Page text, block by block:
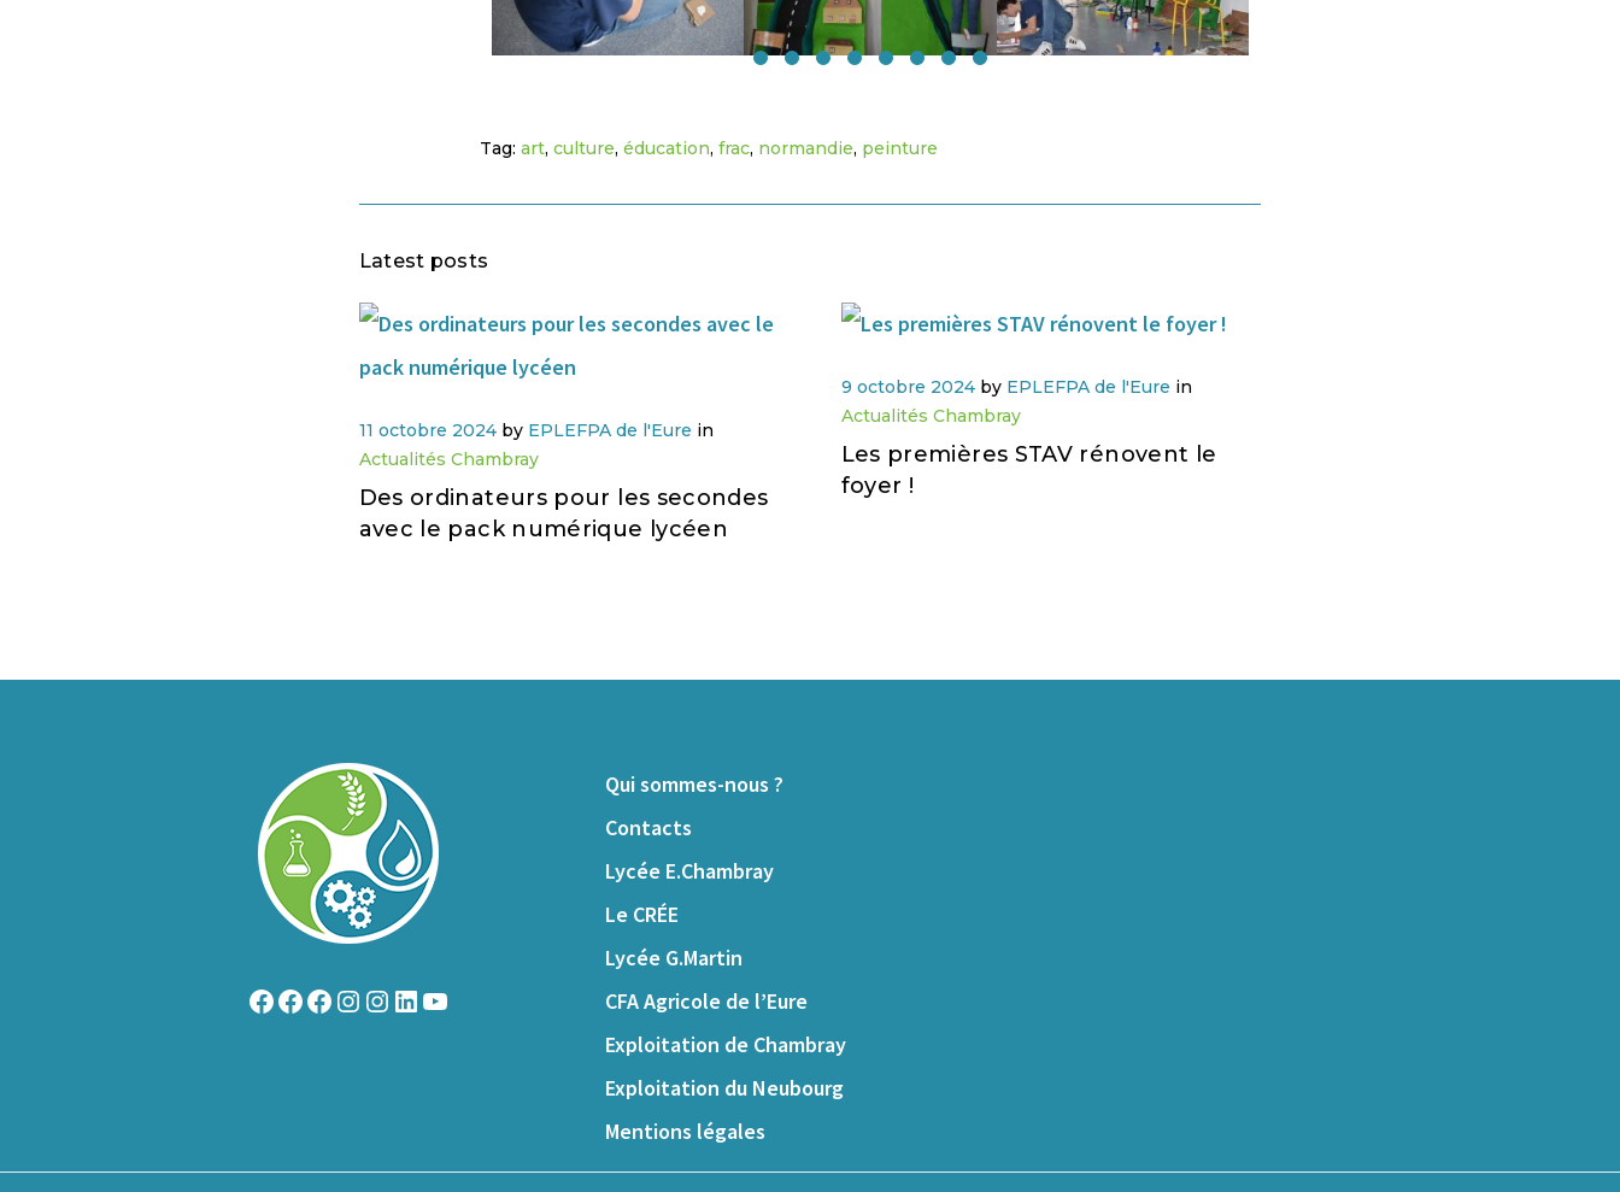
Tag: art, culture, éducation, frac, normandie, peinture
Latest posts
11 octobre 2024 by EPLEFPA de l'Eure in
Actualités Chambray
Des ordinateurs pour les secondes
avec le pack numérique lycéen
9 octobre 2024 by EPLEFPA de l'Eure in
Actualités Chambray
Les premières STAV rénovent le
foyer !
Qui sommes-nous ?
Contacts
Lycée E.Chambray
Le CRÉE
Lycée G.Martin
CFA Agricole de l’Eure
Exploitation de Chambray
Exploitation du Neubourg
Mentions légales